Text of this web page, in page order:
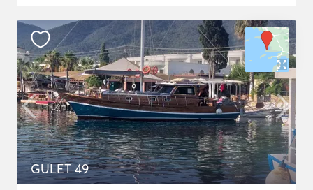
GULET 49